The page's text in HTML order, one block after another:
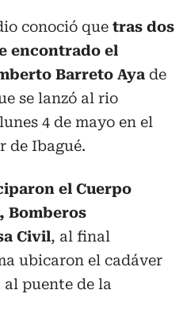
conoció que tras dos
encontrado el
Barreto Aya de
se lanzó al rio
4 de mayo en el
de Ibagué.
el Cuerpo
Bomberos
Civil, al final
ubicaron el cadáver
al puente de la